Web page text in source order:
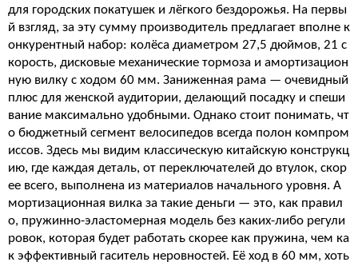
для городских покатушек и лёгкого бездорожья. На первы
й взгляд, за эту сумму производитель предлагает вполне к
онкурентный набор: колёса диаметром 27,5 дюймов, 21 с
корость, дисковые механические тормоза и амортизацион
ную вилку с ходом 60 мм. Заниженная рама — очевидный
плюс для женской аудитории, делающий посадку и спеши
вание максимально удобными. Однако стоит понимать, чт
о бюджетный сегмент велосипедов всегда полон компром
иссов. Здесь мы видим классическую китайскую конструкц
ию, где каждая деталь, от переключателей до втулок, скор
ее всего, выполнена из материалов начального уровня. А
мортизационная вилка за такие деньги — это, как правил
о, пружинно-эластомерная модель без каких-либо регули
ровок, которая будет работать скорее как пружина, чем ка
к эффективный гаситель неровностей. Её ход в 60 мм, хоть